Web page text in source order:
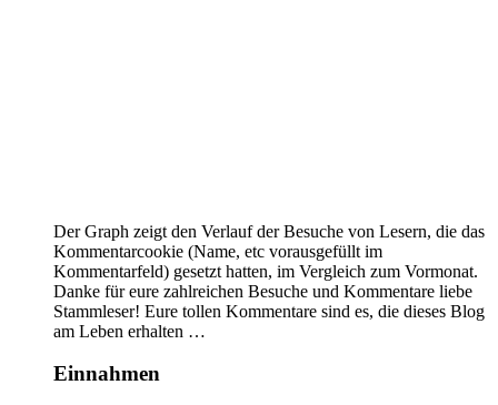
Der Graph zeigt den Verlauf der Besuche von Lesern, die das
Kommentarcookie (Name, etc vorausgefüllt im
Kommentarfeld) gesetzt hatten, im Vergleich zum Vormonat.
Danke für eure zahlreichen Besuche und Kommentare liebe
Stammleser! Eure tollen Kommentare sind es, die dieses Blog
am Leben erhalten …
Einnahmen